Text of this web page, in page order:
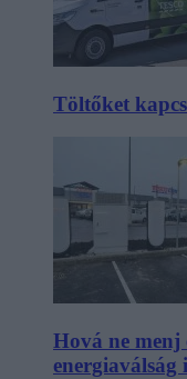
Töltőket
Hová ne menj
energiaválság